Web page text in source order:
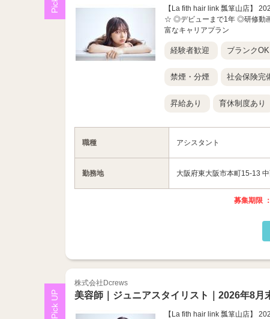
【La fith hair link 瓢箪山店】
☆ ◎デビューまで1年 ◎研修動
富なキャリアプラン
経験者歓迎 ブランクOK
禁煙・分煙 社会保険完
昇給あり 育休制度あり
職種 アシスタント
勤務地 大阪府東大阪市本町15-13
募集期限
株式会社Dcrews
美容師｜ジュニアスタイリスト｜2026年8月
【La fith hair link 瓢箪山店】